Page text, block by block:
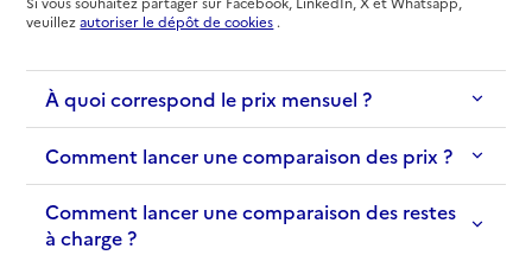
Rapport HAS
Voir les prix et prestations
Source des données : Finess n° 700785389
Mis à jour le : 15/04/2026
EHPAD Hôtel Dieu
Adresse
87 grande Rue
70100-Gray
veuillezautoriser le dépôt de cookies .
À quoi correspond le prix mensuel ?
Comment lancer une comparaison des prix ?
Comment lancer une comparaison des restes
à charge ?